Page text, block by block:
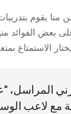
من منا يقوم
بعض الفوائد
المراسل،
مع لاعب